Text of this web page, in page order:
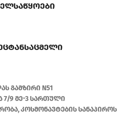
გამზირი N51
7/9 მე-3 სართული
კოსმონავტების სანაპიროს